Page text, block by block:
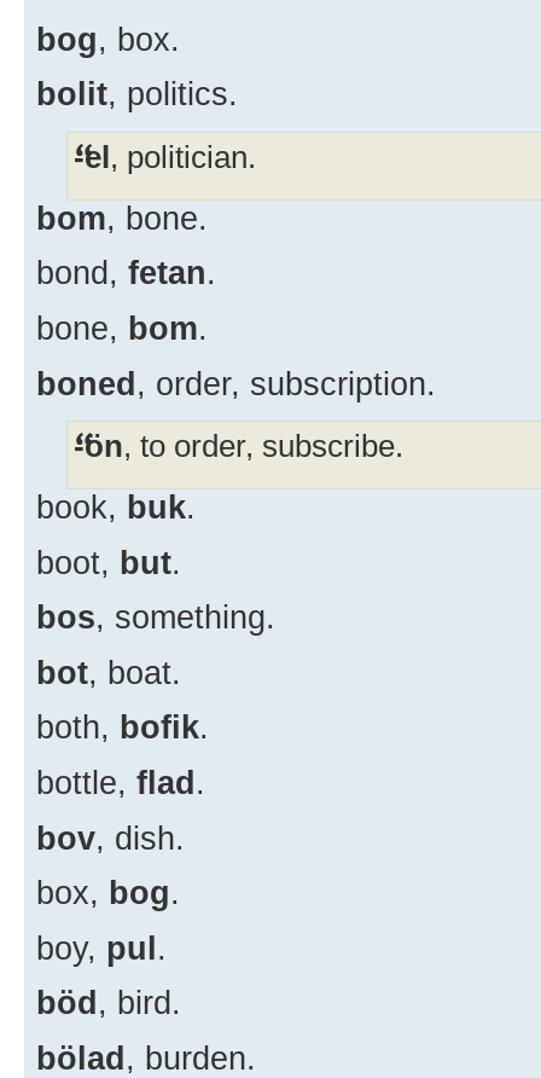
bog, box.
bolit, politics.
-el , politician.
bom, bone.
bond, fetan.
bone, bom.
boned, order, subscription.
-ön, to order, subscribe.
book, buk.
boot, but.
bos, something.
bot, boat.
both, bofik.
bottle, flad.
bov, dish.
box, bog.
boy, pul.
böd , bird.
bölad, burden.